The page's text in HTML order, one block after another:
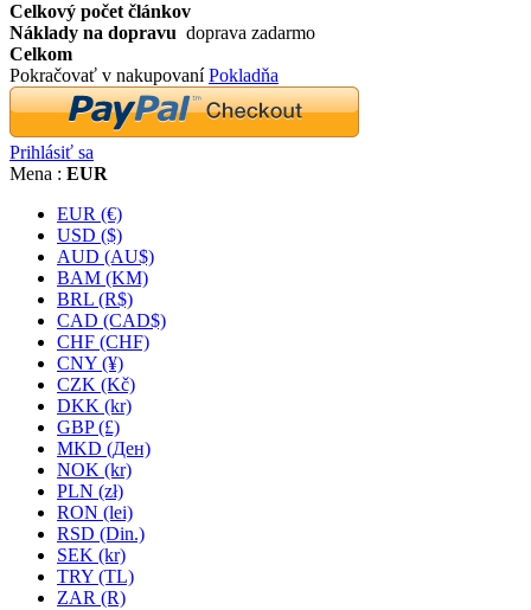
Celkový počet článkov
Náklady na dopravu doprava zadarmo
Celkom
Pokračovať v nakupovaníPokladňa
Prihlásiť sa
Mena : EUR
EUR (€)
USD ($)
AUD (AU$)
BAM (KM)
BRL (R$)
CAD (CAD$)
CHF (CHF)
CNY (¥)
CZK (Kč)
DKK (kr)
GBP (£)
MKD (Ден)
NOK (kr)
PLN (zł)
RON (lei)
RSD (Din.)
SEK (kr)
TRY (TL)
ZAR (R)